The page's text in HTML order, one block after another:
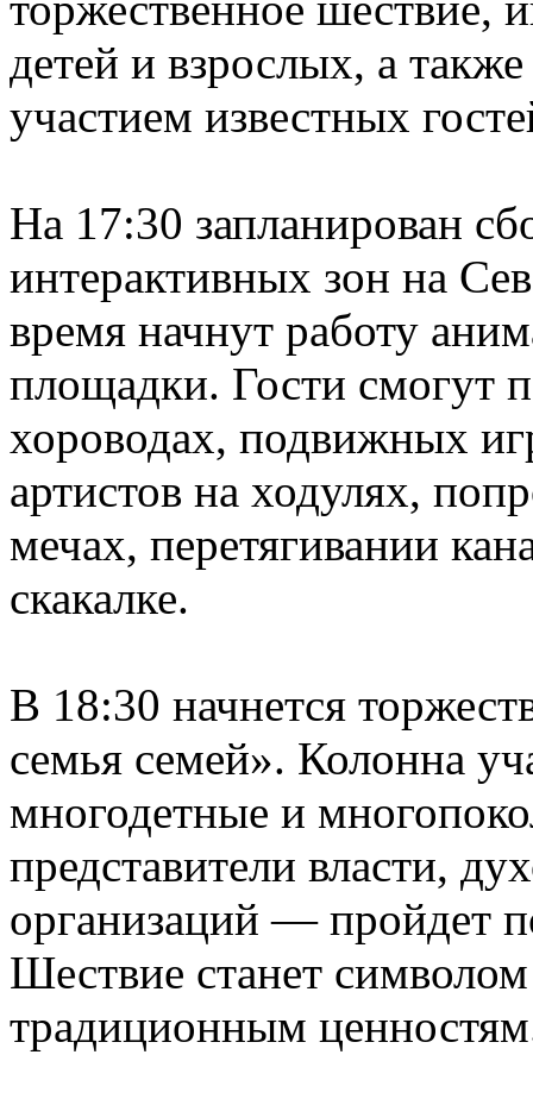
детей и взрослых, а
участием известных
На 17:30 запланирован
интерактивных зон на
время начнут работу
площадки. Гости смогут
хороводах, подвижных
артистов на ходулях,
мечах, перетягивании
скакалке.
В 18:30 начнется
семья семей». Колонна
многодетные и
представители власти,
организаций — пройдет
Шествие станет
традиционным